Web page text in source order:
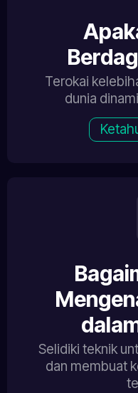
Terokai
dunia
Selidiki teknik
dan membuat